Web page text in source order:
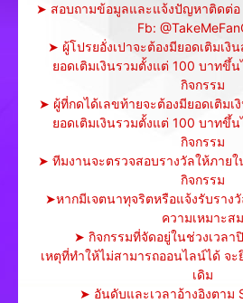
➤ สอบถามข้อมูลและแจ้งปัญหาติดต่อ
Fb:
➤ ผู้โปรยอั่งเปาจะต้องมียอดเติมเ
ยอดเติมเงินรวมตั้งแต่ 100 บาทขึ้น
กิจกรรม
➤ ผู้ที่กดได้เลขท้ายจะต้องมียอดเติม
ยอดเติมเงินรวมตั้งแต่ 100 บาทขึ้น
กิจกรรม
➤ ทีมงานจะตรวจสอบรางวัลให้ภาย
กิจกรรม
➤หากมีเจตนาทุจริตหรือแจ้งรับราง
ความเหมาะสม
➤ กิจกรรมที่จัดอยู่ในช่วงเวลา
เหตุที่ทำให้ไม่สามารถออนไลน์ได้ จะ
เดิม
➤ อันดับและเวลาอ้างอิงตาม